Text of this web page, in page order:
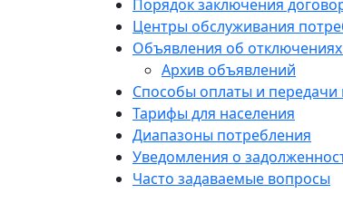
Порядок заключения
Центры обслуживания
Объявления об отключениях
Архив объявлений
Способы оплаты и передачи
Тарифы для населения
Диапазоны потребления
Уведомления о
Часто задаваемые вопросы